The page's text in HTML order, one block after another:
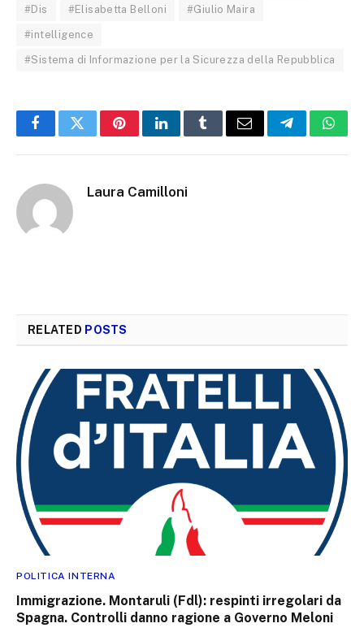
#Dis #Elisabetta Belloni #Giulio Maira
#intelligence
#Sistema di Informazione per la Sicurezza della Repubblica
FacebookTwitterPinterestLinkedInTumblrEmail Telegram
Laura Camilloni
RELATED POSTS
POLITICA INTERNA
Immigrazione. Montaruli (Fdl): respinti irregolari da
Spagna. Controlli danno ragione a Governo Meloni